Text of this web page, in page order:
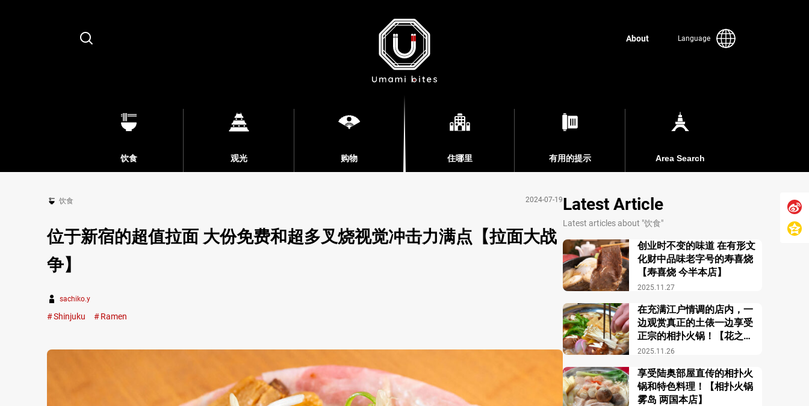
Search
About Language
饮食 观光 购物 住哪里 有用的提示 Area Search
饮食 2024-07-19
位于新宿的超值拉面 大份免费和超多叉烧视觉冲击力满点【拉面大战
争】
sachiko.y
Shinjuku Ramen
Latest Article
Latest articles about "饮食"
2025.11.27
创业时不变的味道 在有形文
化财中品味老字号的寿喜烧
【寿喜烧 今半本店】
2025.11.26
在充满江户情调的店内，一
边观赏真正的土俵一边享受
正宗的相扑火锅！【花之舞
江户东京博物馆前店】
享受陆奥部屋直传的相扑火
锅和特色料理！【相扑火锅
雾岛 两国本店】